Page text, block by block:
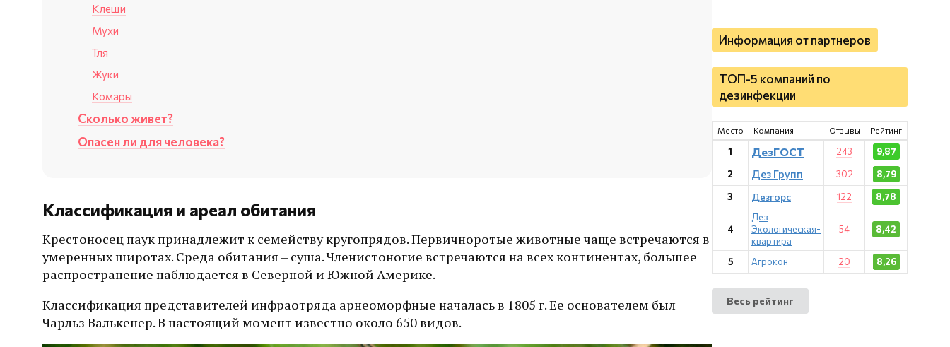
Клещи
Мухи
Тля
Жуки
Комары
Сколько живет?
Опасен ли для человека?
Классификация и ареал обитания
Крестоносец паук принадлежит к семейству кругопрядов. Первичноротые животные чаще встречаются в
умеренных широтах. Среда обитания – суша. Членистоногие встречаются на всех континентах, большее
распространение наблюдается в Северной и Южной Америке.
Классификация представителей инфраотряда арнеоморфные началась в 1805 г. Ее основателем был
Чарльз Валькенер. В настоящий момент известно около 650 видов.
ТОП-5 компаний по
дезинфекции
Место Компания Отзывы Рейтинг
1 ДезГОСТ 243
9,87
2
Дез Групп 302
8,79
3
Дезгорс 122 8,78
4
Дез
Экологическая-
квартира
54 8,42
5 Агрокон 20 8,26
Весь рейтинг
Информация от партнеров